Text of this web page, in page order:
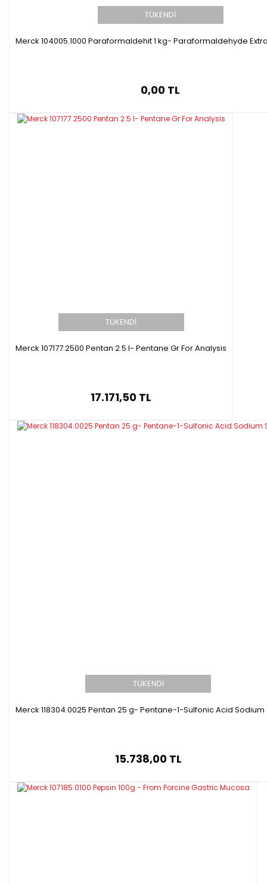
TÜKENDİ
Merck 104005.1000 Paraformaldehit 1 kg- Paraformaldehyde
0,00 TL
TÜKENDİ
Merck 107177.2500 Pentan 2.5 l- Pentane Gr For Analysis
17.171,50 TL
TÜKENDİ
Merck 118304.0025 Pentan 25 g- Pentane-1-Sulfonic Acid Sodium
15.738,00 TL